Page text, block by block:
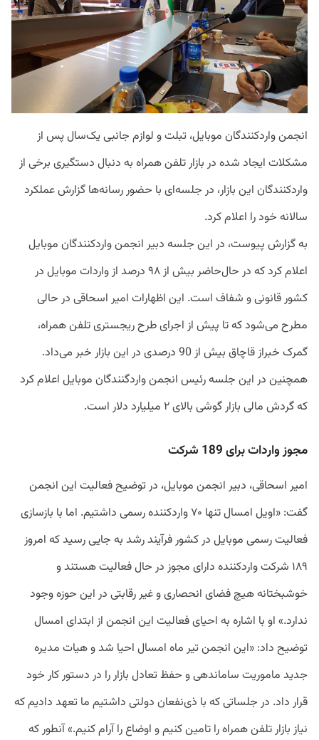
انجمن واردکنندگان موبایل، تبلت و لوازم جانبی یک‌سال پس از
مشکلات ایجاد شده در بازار تلفن همراه به دنبال دستگیری برخی از
واردکنندگان این بازار، در جلسه‌ای با حضور رسانه‌ها گزارش عملکرد
سالانه خود را اعلام کرد.
به گزارش پیوست، در این جلسه دبیر انجمن واردکنندگان موبایل
اعلام کرد که در حال‌حاضر بیش از ۹۸ درصد از واردات موبایل در
کشور قانونی و شفاف است. این اظهارات امیر اسحاقی در حالی
مطرح می‌شود که تا پیش از اجرای طرح ریجستری تلفن همراه،
گمرک خبراز قاچاق بیش از 90 درصدی در این بازار خبر می‌داد.
همچنین در این جلسه رئیس انجمن وارد‌گنندگان موبایل اعلام کرد
که گردش مالی بازار گوشی بالای ۲ میلیارد دلار است.
مجوز واردات برای 189 شرکت
امیر اسحاقی، دبیر انجمن موبایل، در توضیح فعالیت این انجمن
گفت:‌ «اویل امسال تنها ۷۰ واردکننده رسمی داشتیم. اما با بازسازی
فعالیت رسمی موبایل در کشور فرآیند رشد به جایی رسید که امروز
۱۸۹ شرکت واردکننده دارای مجوز در حال فعالیت هستند و
خوشبختانه هیچ فضای انحصاری و غیر رقابتی در این حوزه وجود
ندارد.» او با اشاره به احیای فعالیت این انجمن از ابتدای امسال
توضیح داد: «این انجمن تیر ماه امسال احیا شد و هیات مدیره
جدید ماموریت ساماندهی و حفظ تعادل بازار را در دستور کار خود
قرار داد. در جلساتی که با ذی‌نفعان دولتی داشتیم ما تعهد دادیم که
نیاز بازار تلفن همراه را تامین کنیم و اوضاع را آرام کنیم.» آنطور که